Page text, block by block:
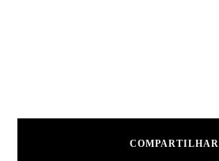
COMPARTILHAR